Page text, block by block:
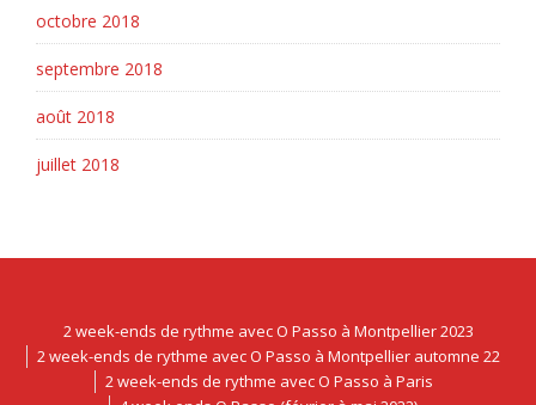
octobre 2018
septembre 2018
août 2018
juillet 2018
2 week-ends de rythme avec O Passo à Montpellier 2023
2 week-ends de rythme avec O Passo à Montpellier automne 22
2 week-ends de rythme avec O Passo à Paris